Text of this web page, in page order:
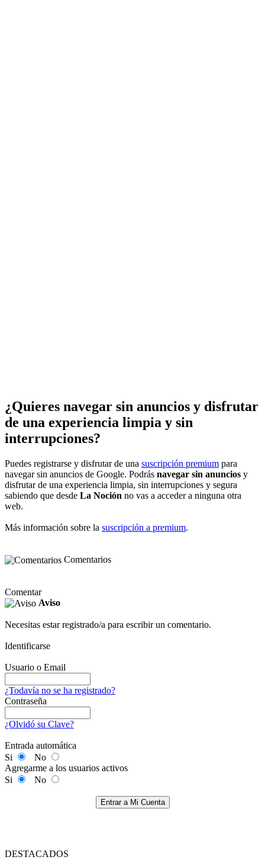
¿Quieres navegar sin anuncios y disfrutar
de una experiencia limpia y sin
interrupciones?
Puedes registrarse y disfrutar de una suscripción premium para
navegar sin anuncios de Google. Podrás navegar sin anuncios y
disfrutar de una experiencia limpia, sin interrupciones y segura
sabiendo que desde La Noción no vas a acceder a ninguna otra
web.
Más información sobre la suscripción a premium.
Comentarios
Comentar
Aviso
Necesitas estar registrado/a para escribir un comentario.
Identificarse
Usuario o Email
¿Todavía no se ha registrado?
Contraseña
¿Olvidó su Clave?
Entrada automática
Si
No
Agregarme a los usuarios activos
Si
No
Entrar a Mi Cuenta
DESTACADOS